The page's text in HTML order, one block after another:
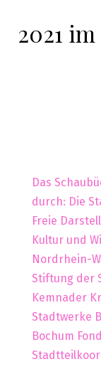
2021
Das
durch: Die
Freie
Kultur und
Nordrhein-
Stiftung der
Kemnader
Stadtwerke
Bochum